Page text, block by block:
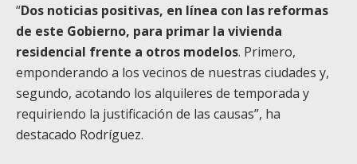
“Dos noticias positivas, en línea con las reformas
de este Gobierno, para primar la vivienda
residencial frente a otros modelos. Primero,
emponderando a los vecinos de nuestras ciudades y,
segundo, acotando los alquileres de temporada y
requiriendo la justificación de las causas”, ha
destacado Rodríguez.